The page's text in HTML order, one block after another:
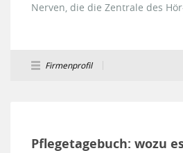
Nerven, die die Zentrale des
Firmenprofil
Pflegetagebuch: wozu